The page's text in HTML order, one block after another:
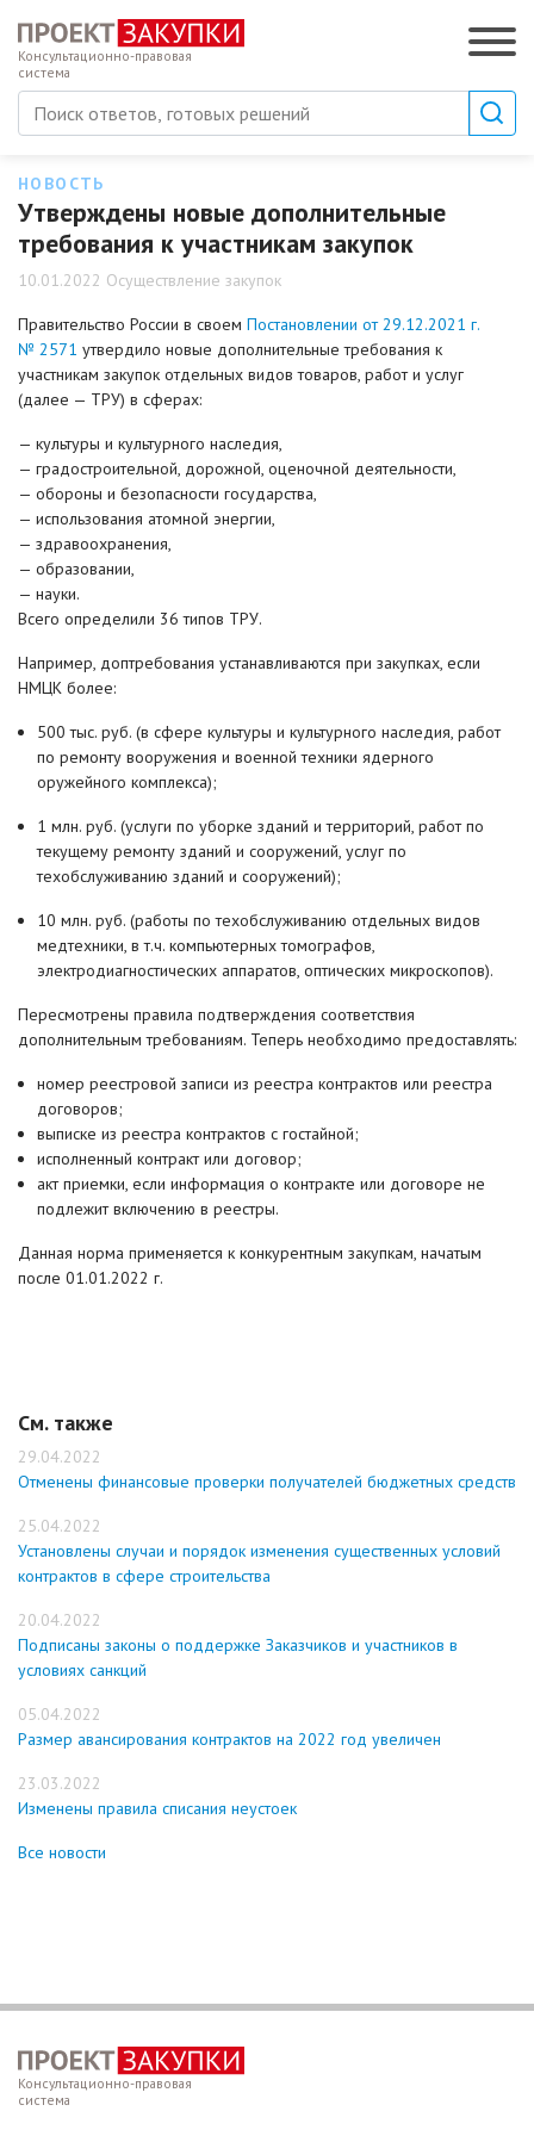
Консультационно-правовая
система
НОВОСТЬ
Утверждены новые дополнительные
требования к участникам закупок
10.01.2022 Осуществление закупок
Правительство России в своем Постановлении от 29.12.2021 г.
№ 2571 утвердило новые дополнительные требования к
участникам закупок отдельных видов товаров, работ и услуг
(далее — ТРУ) в сферах:
— культуры и культурного наследия,
— градостроительной, дорожной, оценочной деятельности,
— обороны и безопасности государства,
— использования атомной энергии,
— здравоохранения,
— образовании,
— науки.
Всего определили 36 типов ТРУ.
Например, доптребования устанавливаются при закупках, если
НМЦК более:
500 тыс. руб. (в сфере культуры и культурного наследия, работ
по ремонту вооружения и военной техники ядерного
оружейного комплекса);
1 млн. руб. (услуги по уборке зданий и территорий, работ по
текущему ремонту зданий и сооружений, услуг по
техобслуживанию зданий и сооружений);
10 млн. руб. (работы по техобслуживанию отдельных видов
медтехники, в т.ч. компьютерных томографов,
электродиагностических аппаратов, оптических микроскопов).
Пересмотрены правила подтверждения соответствия
дополнительным требованиям. Теперь необходимо предоставлять:
номер реестровой записи из реестра контрактов или реестра
договоров;
выпискe из реестра контрактов с гостайной;
исполненный контракт или договор;
акт приемки, если информация о контракте или договоре не
подлежит включению в реестры.
Данная норма применяется к конкурентным закупкам, начатым
после 01.01.2022 г.
См. также
29.04.2022
Отменены финансовые проверки получателей бюджетных средств
25.04.2022
Установлены случаи и порядок изменения существенных условий
контрактов в сфере строительства
20.04.2022
Подписаны законы о поддержке Заказчиков и участников в
условиях санкций
05.04.2022
Размер авансирования контрактов на 2022 год увеличен
23.03.2022
Изменены правила списания неустоек
Все новости
Консультационно-правовая
система